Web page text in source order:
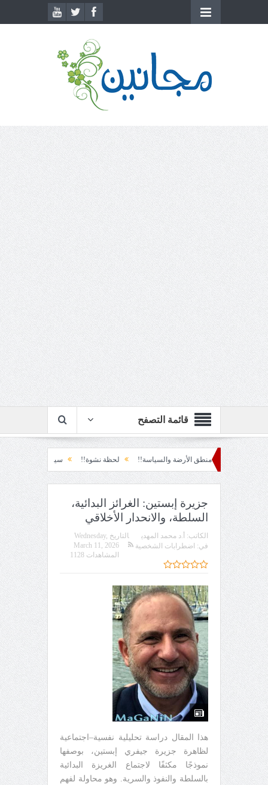
قائمة التصفح
الأرضة والسياسة!! لحظة نشوة!! سياسة!! تاج الهرمية!! الحقيقة
جزيرة إبستين: الغرائز البدائية،
السلطة، والانحدار الأخلاقي
الكاتب: أ.د محمد المهدي التاريخ Wednesday,
March 11, 2026
في: اضطرابات الشخصية
المشاهدات 1128
هذا المقال دراسة تحليلية نفسية–اجتماعية
لظاهرة جزيرة جيفري إبستين، بوصفها
نموذجًا مكثفًا لاجتماع الغريزة البدائية
بالسلطة والنفوذ والسرية. وهو محاولة لفهم